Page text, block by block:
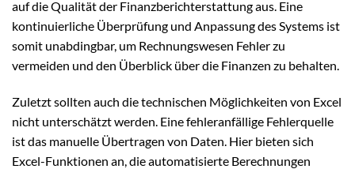
auf die Qualität der Finanzberichterstattung aus. Eine
kontinuierliche Überprüfung und Anpassung des Systems ist
somit unabdingbar, um Rechnungswesen Fehler zu
vermeiden und den Überblick über die Finanzen zu behalten.
Zuletzt sollten auch die technischen Möglichkeiten von Excel
nicht unterschätzt werden. Eine fehleranfällige Fehlerquelle
ist das manuelle Übertragen von Daten. Hier bieten sich
Excel-Funktionen an, die automatisierte Berechnungen